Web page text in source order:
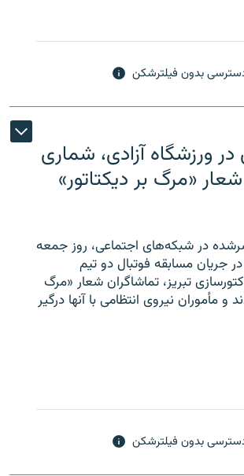
بدون فیلترشکن
ورزشگاه آزادی، شماری
«مرگ بر دیکتاتور»
در شبکه‌های اجتماعی، روز جمعه
جریان مسابقه فوتبال دو تیم
تبریز، تماشاگران شعار «مرگ
و مأموران نیروی انتظامی با آنها درگیر
بدون فیلترشکن